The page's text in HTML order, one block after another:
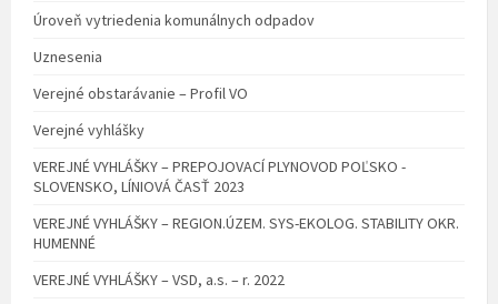
Úroveň vytriedenia komunálnych odpadov
Uznesenia
Verejné obstarávanie – Profil VO
Verejné vyhlášky
VEREJNÉ VYHLÁŠKY – PREPOJOVACÍ PLYNOVOD POĽSKO -
SLOVENSKO, LÍNIOVÁ ČASŤ 2023
VEREJNÉ VYHLÁŠKY – REGION.ÚZEM. SYS-EKOLOG. STABILITY OKR.
HUMENNÉ
VEREJNÉ VYHLÁŠKY – VSD, a.s. – r. 2022